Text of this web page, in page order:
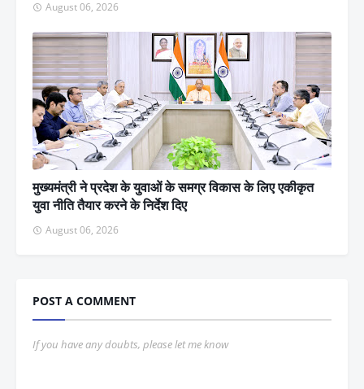
August 06, 2026
मुख्यमंत्री ने प्रदेश के युवाओं के समग्र विकास के लिए एकीकृत
युवा नीति तैयार करने के निर्देश दिए
August 06, 2026
POST A COMMENT
If you have any doubts, please let me know